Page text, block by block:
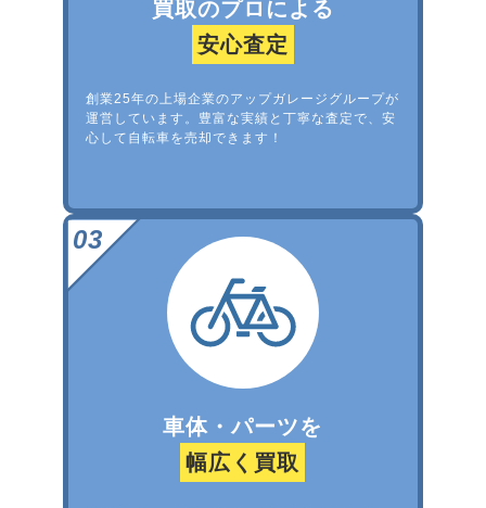
買取のプロによる
安心査定
創業25年の上場企業のアップガレージグループが
運営しています。豊富な実績と丁寧な査定で、安
心して自転車を売却できます！
車体・パーツを
幅広く買取